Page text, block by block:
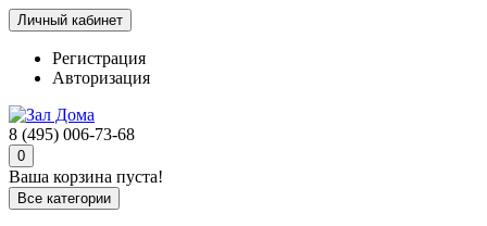
Личный кабинет
Регистрация
Авторизация
8 (495) 006-73-68
0
Ваша корзина пуста!
Все категории